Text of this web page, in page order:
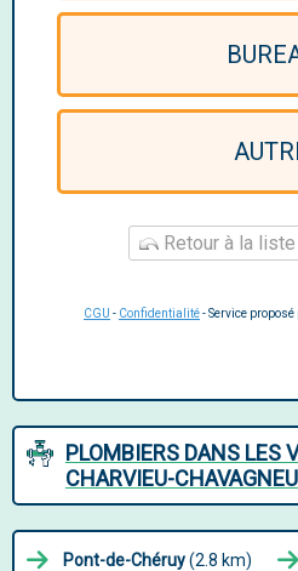
Retour à la
CGU - Confidentialité- Service proposé
PLOMBIERS DANS LES
CHARVIEU-
Pont-de-Chéruy(2.8 km)